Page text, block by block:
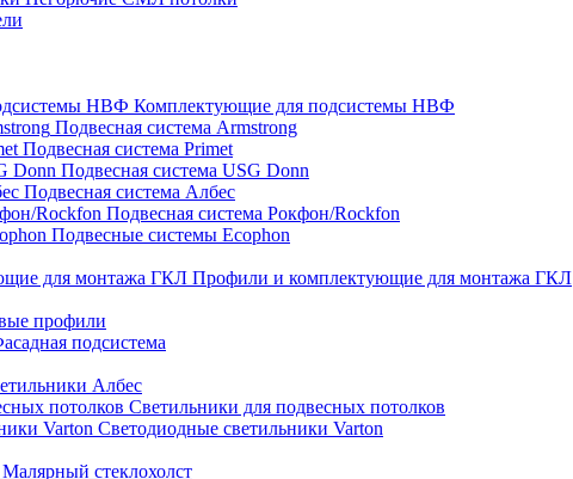
Комплектующие для подсистемы НВФ
Подвесная система Armstrong
Подвесная система Primet
Подвесная система USG Donn
Подвесная система Албес
Подвесная система Рокфон/Rockfon
Подвесные системы Ecophon
Профили и комплектующие для монтажа ГКЛ
профили
подсистема
Албес
Светильники для подвесных потолков
Светодиодные светильники Varton
Малярный стеклохолст